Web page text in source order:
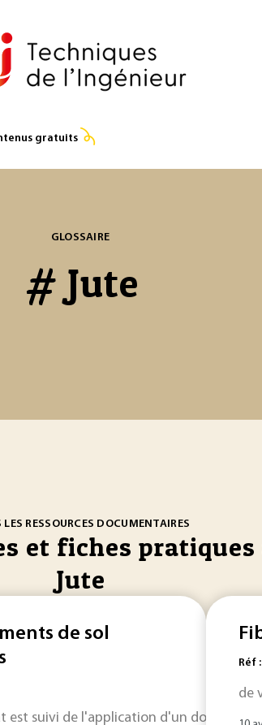
gratuits
GLOSSAIRE
# Jute
LES RESSOURCES DOCUMENTAIRES
et fiches pratiques
Jute
de sol
est suivi de l'application d'un double
Réf
de